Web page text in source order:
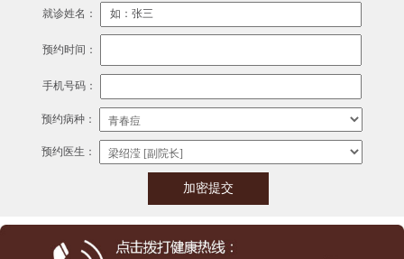
就诊姓名：
预约时间：
手机号码：
预约病种：
预约医生：